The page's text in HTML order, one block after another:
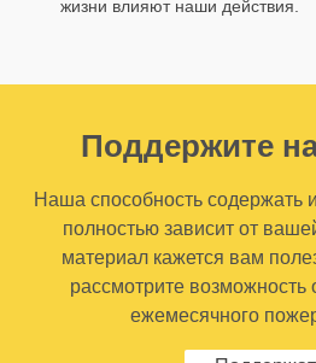
жизни влияют наши действия.
Поддержите
Наша способность содержать
полностью зависит от
материал кажется вам
рассмотрите возможность
ежемесячного